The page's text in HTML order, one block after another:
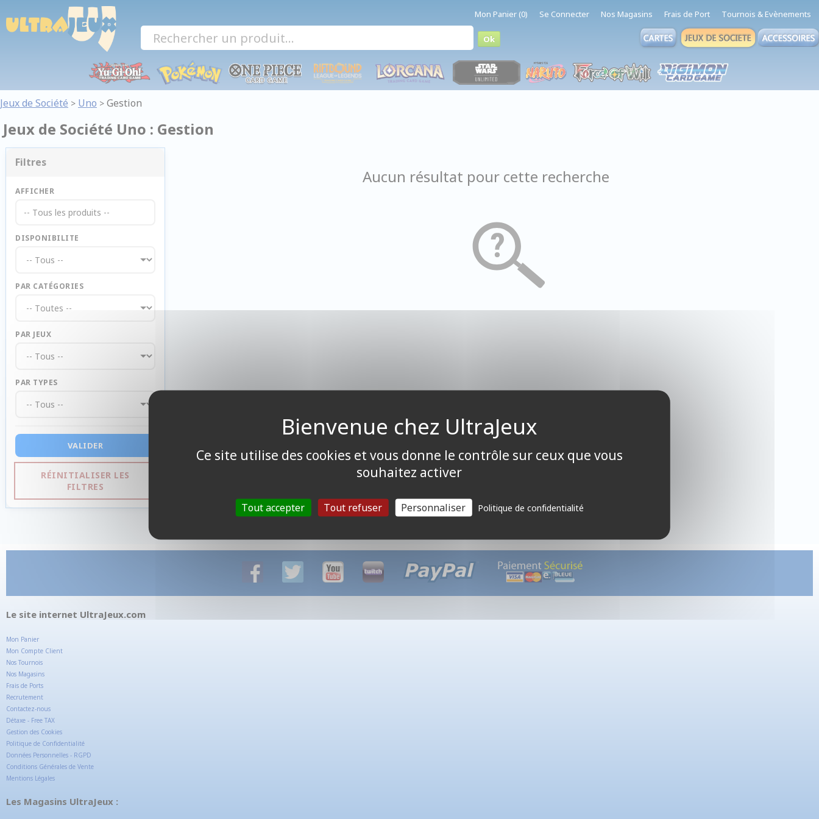
Mon Panier (0) Se Connecter Nos Magasins Frais de Port Tournois & Evènements
Jeux de Société > Uno > Gestion
Jeux de Société Uno : Gestion
Filtres
AFFICHER
-- Tous les produits --
DISPONIBILITE
PAR CATÉGORIES
PAR JEUX
PAR TYPES
VALIDER
RÉINITIALISER LES
FILTRES
Aucun résultat pour cette recherche
Le site internet UltraJeux.com
Mon Panier
Mon Compte Client
Nos Tournois
Nos Magasins
Frais de Ports
Recrutement
Contactez-nous
Détaxe - Free TAX
Gestion des Cookies
Politique de Confidentialité
Données Personnelles - RGPD
Conditions Générales de Vente
Mentions Légales
Les Magasins UltraJeux :
Panneau de gestion des cookies
Ce site utilise des cookies et vous donne le contrôle sur ceux que vous
souhaitez activer
Tout accepter Tout refuser Personnaliser Politique de confidentialité